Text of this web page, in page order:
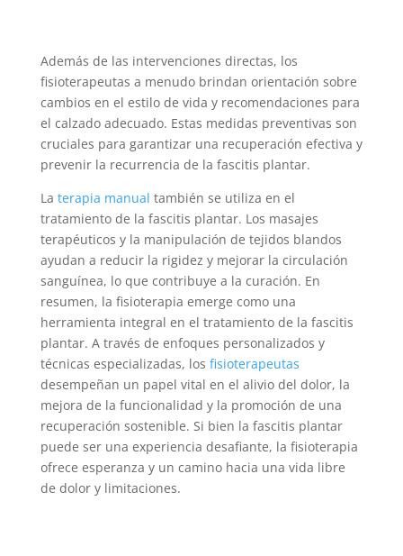
Además de las intervenciones directas, los
fisioterapeutas a menudo brindan orientación sobre
cambios en el estilo de vida y recomendaciones para
el calzado adecuado. Estas medidas preventivas son
cruciales para garantizar una recuperación efectiva y
prevenir la recurrencia de la fascitis plantar.
La terapia manual también se utiliza en el
tratamiento de la fascitis plantar. Los masajes
terapéuticos y la manipulación de tejidos blandos
ayudan a reducir la rigidez y mejorar la circulación
sanguínea, lo que contribuye a la curación. En
resumen, la fisioterapia emerge como una
herramienta integral en el tratamiento de la fascitis
plantar. A través de enfoques personalizados y
técnicas especializadas, los fisioterapeutas
desempeñan un papel vital en el alivio del dolor, la
mejora de la funcionalidad y la promoción de una
recuperación sostenible. Si bien la fascitis plantar
puede ser una experiencia desafiante, la fisioterapia
ofrece esperanza y un camino hacia una vida libre
de dolor y limitaciones.